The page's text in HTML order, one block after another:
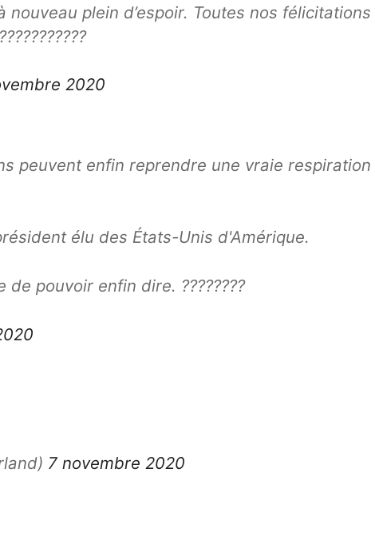
plein d’espoir. Toutes nos félicitations
2020
peuvent enfin reprendre une vraie respiration
élu des États-Unis d'Amérique.
pouvoir enfin dire. ????????
7 novembre 2020